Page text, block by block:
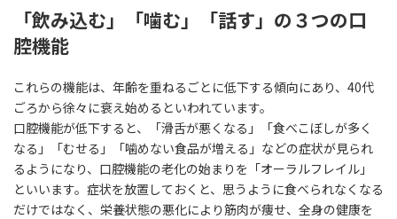
「飲み込む」「噛む」「話す」の３つの口
腔機能
これらの機能は、年齢を重ねるごとに低下する傾向にあり、40代
ごろから徐々に衰え始めるといわれています。
口腔機能が低下すると、「滑舌が悪くなる」「食べこぼしが多く
なる」「むせる」「噛めない食品が増える」などの症状が見られ
るようになり、口腔機能の老化の始まりを「オーラルフレイル」
といいます。症状を放置しておくと、思うように食べられなくなる
だけではなく、栄養状態の悪化により筋肉が痩せ、全身の健康を